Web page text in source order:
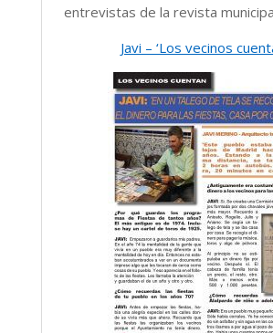
entrevistas de la revista
Javi – ‘Los vecinos